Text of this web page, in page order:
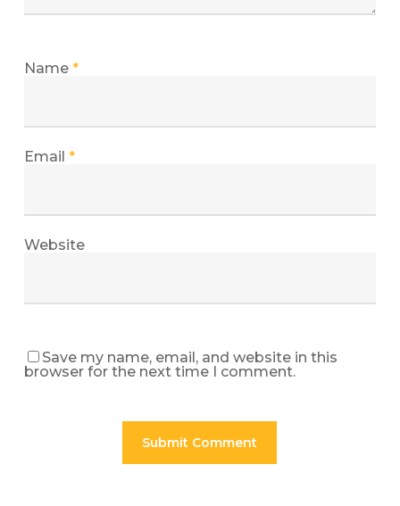
Name *
Email *
Website
Save my name, email, and website in this
browser for the next time I comment.